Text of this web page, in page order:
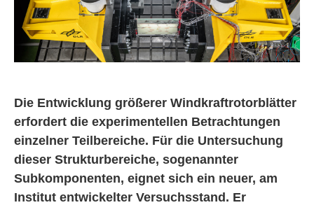
Die Entwicklung größerer Windkraftrotorblätter
erfordert die experimentellen Betrachtungen
einzelner Teilbereiche. Für die Untersuchung
dieser Strukturbereiche, sogenannter
Subkomponenten, eignet sich ein neuer, am
Institut entwickelter Versuchsstand. Er